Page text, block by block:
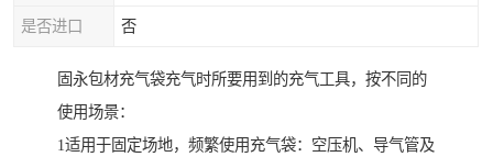
是否进口 否
固永包材充气袋充气时所要用到的充气工具，按不同的
使用场景：
1适用于固定场地，频繁使用充气袋：空压机、导气管及